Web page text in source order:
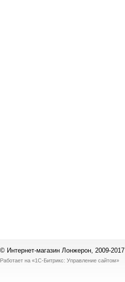
© Интернет-магазин Лонжерон, 2009-2017
Работает на «1С-Битрикс: Управление сайтом»